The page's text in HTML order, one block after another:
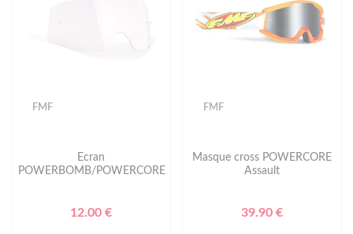
FMF
Ecran
POWERBOMB/POWERCORE
12.00 €
FMF
Masque cross POWERCORE
Assault
39.90 €